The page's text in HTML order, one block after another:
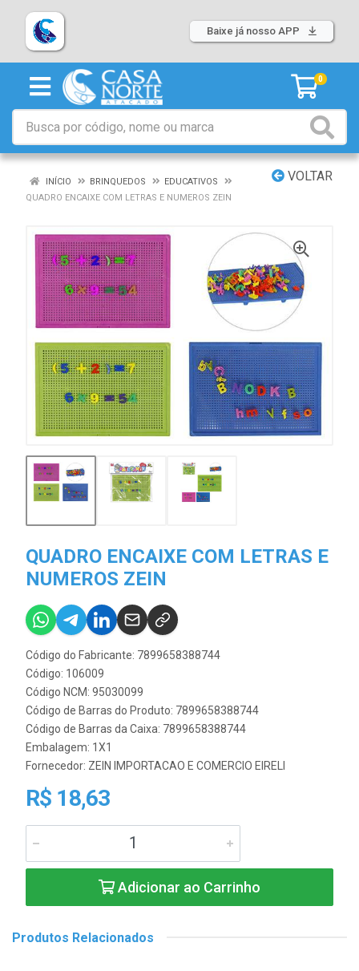
Baixe já nosso APP
0
VOLTAR
INÍCIO BRINQUEDOS
EDUCATIVOS
QUADRO ENCAIXE COM LETRAS E NUMEROS ZEIN
QUADRO ENCAIXE COM LETRAS E
NUMEROS ZEIN
Código do Fabricante: 7899658388744
Código: 106009
Código NCM: 95030099
Código de Barras do Produto: 7899658388744
Código de Barras da Caixa: 7899658388744
Embalagem: 1X1
Fornecedor: ZEIN IMPORTACAO E COMERCIO EIRELI
R$ 18,63
Adicionar ao Carrinho
Produtos Relacionados